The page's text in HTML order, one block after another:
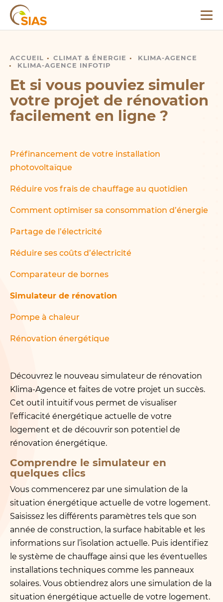
Menu
ACCUEIL CLIMAT & ÉNERGIE
KLIMA-AGENCE
KLIMA-AGENCE INFOTIP
SIMULATEUR DE RÉNOVATION
Et si vous pouviez simuler
votre projet de rénovation
facilement en ligne ?
Préfinancement de votre installation
photovoltaïque
Réduire vos frais de chauffage au quotidien
Comment optimiser sa consommation d’énergie
Partage de l’électricité
Réduire ses coûts d’électricité
Comparateur de bornes
Simulateur de rénovation
Pompe à chaleur
Rénovation énergétique
Découvrez le nouveau simulateur de rénovation
Klima-Agence et faites de votre projet un succès.
Cet outil intuitif vous permet de visualiser
l’efficacité énergétique actuelle de votre
logement et de découvrir son potentiel de
rénovation énergétique.
Comprendre le simulateur en
quelques clics
Vous commencerez par une simulation de la
situation énergétique actuelle de votre logement.
Saisissez les différents paramètres tels que son
année de construction, la surface habitable et les
informations sur l’isolation actuelle. Puis identifiez
le système de chauffage ainsi que les éventuelles
installations techniques comme les panneaux
solaires. Vous obtiendrez alors une simulation de la
situation énergétique actuelle de votre logement.